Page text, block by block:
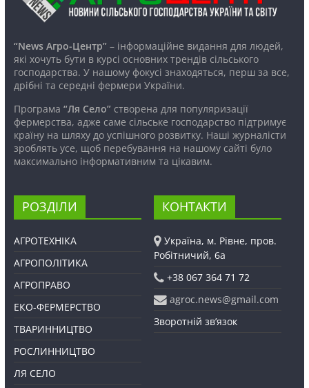
“News Агро-Центр”– інформаційне видання для людей,
які хочуть бути в курсі основних трендів сільського
господарства. У нашому фокусі знаходяться, перш за все,
дрібні та середні фермери України.
Програма “Ля Село”створена для популяризації
фермерства, адже саме сільське господарство підтримує
країну на шляху до успішного розвитку. Наші журналісти
зроблять усе, щоб перебування на нашому сайті було
максимально інформативним та цікавим.
РОЗДІЛИ
АГРОТЕХНІКА
АГРОПОЛІТИКА
АГРОПРАВО
ЕКО-ФЕРМЕРСТВО
ТВАРИННИЦТВО
РОСЛИННИЦТВО
ЛЯ СЕЛО
КОНТАКТИ
Україна, м. Рівне, пров.
Робітничий, 6а
+38 067 364 71 72
agroc.news@gmail.com
Зворотній зв’язок